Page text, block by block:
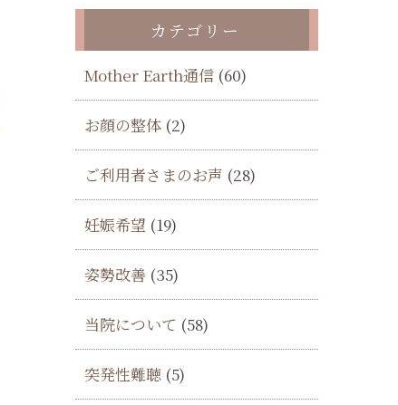
カテゴリー
Mother Earth通信 (60)
お顔の整体 (2)
ご利用者さまのお声 (28)
妊娠希望 (19)
姿勢改善 (35)
当院について (58)
突発性難聴 (5)